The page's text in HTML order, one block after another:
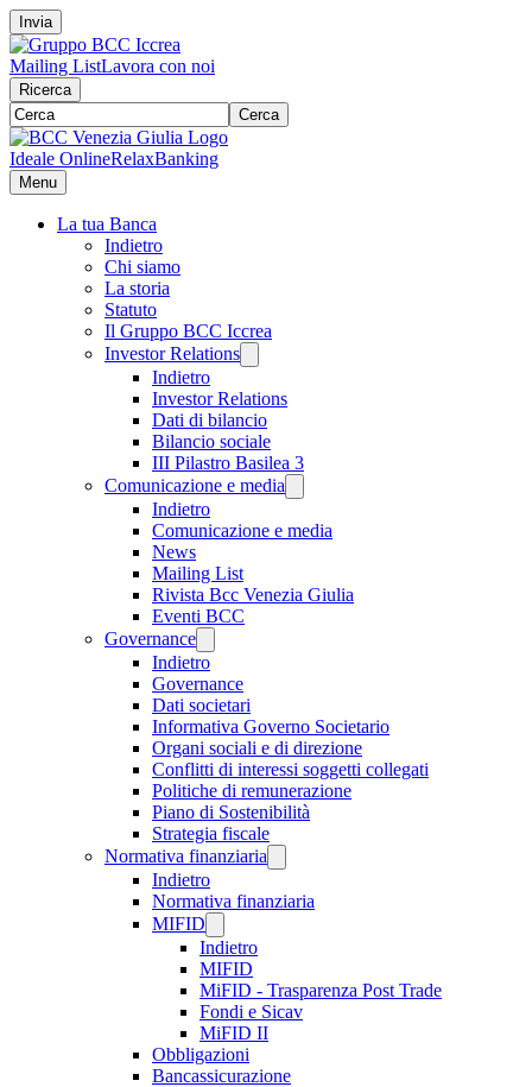
Invia
Mailing ListLavora con noi
Ricerca
Cerca
Ideale OnlineRelaxBanking
Menu
La tua Banca
Indietro
Chi siamo
La storia
Statuto
Il Gruppo BCC Iccrea
Investor Relations
Indietro
Investor Relations
Dati di bilancio
Bilancio sociale
III Pilastro Basilea 3
Comunicazione e media
Indietro
Comunicazione e media
News
Mailing List
Rivista Bcc Venezia Giulia
Eventi BCC
Governance
Indietro
Governance
Dati societari
Informativa Governo Societario
Organi sociali e di direzione
Conflitti di interessi soggetti collegati
Politiche di remunerazione
Piano di Sostenibilità
Strategia fiscale
Normativa finanziaria
Indietro
Normativa finanziaria
MIFID
Indietro
MIFID
MiFID - Trasparenza Post Trade
Fondi e Sicav
MiFID II
Obbligazioni
Bancassicurazione